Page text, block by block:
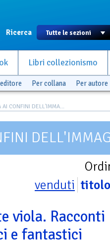
Ricerca
Libri collezionismo
Per collana Per autore
AI CONFINI DELL'IMMA...
venduti titolo
viola. Racconti
e fantastici